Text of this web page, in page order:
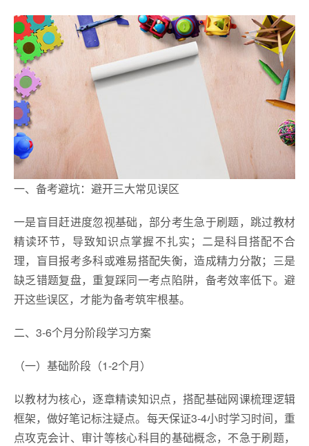
一、备考避坑：避开三大常见误区
一是盲目赶进度忽视基础，部分考生急于刷题，跳过教材
精读环节，导致知识点掌握不扎实；二是科目搭配不合
理，盲目报考多科或难易搭配失衡，造成精力分散；三是
缺乏错题复盘，重复踩同一考点陷阱，备考效率低下。避
开这些误区，才能为备考筑牢根基。
二、3-6个月分阶段学习方案
（一）基础阶段（1-2个月）
以教材为核心，逐章精读知识点，搭配基础网课梳理逻辑
框架，做好笔记标注疑点。每天保证3-4小时学习时间，重
点攻克会计、审计等核心科目的基础概念，不急于刷题，